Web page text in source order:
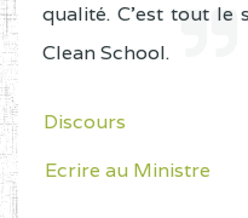
qualité. C'est tout le
Clean School.
Discours
Ecrire au Ministre